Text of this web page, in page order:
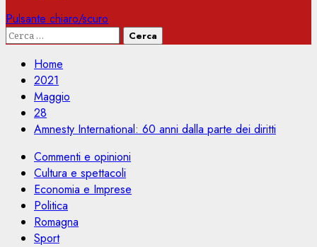
Pulsante chiaro/scuro
Ricerca
Home
2021
Maggio
28
Amnesty International: 60 anni dalla parte dei diritti
Commenti e opinioni
Cultura e spettacoli
Economia e Imprese
Politica
Romagna
Sport